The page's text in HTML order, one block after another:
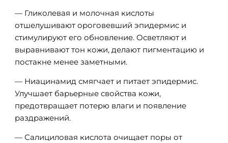
— Гликолевая и молочная кислоты
отшелушивают ороговевший эпидермис и
стимулируют его обновление. Осветляют и
выравнивают тон кожи, делают пигментацию и
постакне менее заметными.
— Ниацинамид смягчает и питает эпидермис.
Улучшает барьерные свойства кожи,
предотвращает потерю влаги и появление
раздражений.
— Салициловая кислота очищает поры от